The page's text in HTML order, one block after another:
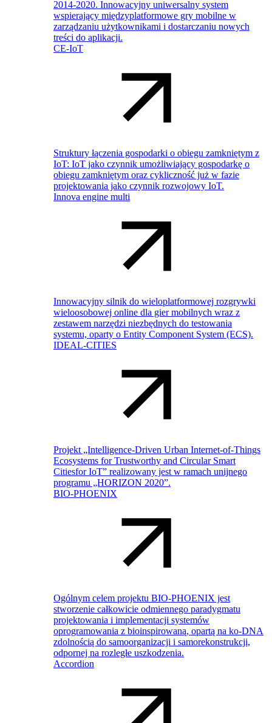
2014-2020. Innowacyjny uniwersalny system
wspierający międzyplatformowe gry mobilne w
zarządzaniu użytkownikami i dostarczaniu nowych
treści do aplikacji.
CE-IoT
Struktury łączenia gospodarki o obiegu zamkniętym z
IoT: IoT jako czynnik umożliwiający gospodarkę o
obiegu zamkniętym oraz cykliczność już w fazie
projektowania jako czynnik rozwojowy IoT.
Innova engine multi
Innowacyjny silnik do wieloplatformowej rozgrywki
wieloosobowej online dla gier mobilnych wraz z
zestawem narzędzi niezbędnych do testowania
systemu, oparty o Entity Component System (ECS).
IDEAL-CITIES
Projekt „Intelligence-Driven Urban Internet-of-Things
Ecosystems for Trustworthy and Circular Smart
Citiesfor IoT” realizowany jest w ramach unijnego
programu „HORIZON 2020”.
BIO-PHOENIX
Ogólnym celem projektu BIO-PHOENIX jest
stworzenie całkowicie odmiennego paradygmatu
projektowania i implementacji systemów
oprogramowania z bioinspirowaną, opartą na ko-DNA
zdolnością do samoorganizacji i samorekonstrukcji,
odpornej na rozległe uszkodzenia.
Accordion